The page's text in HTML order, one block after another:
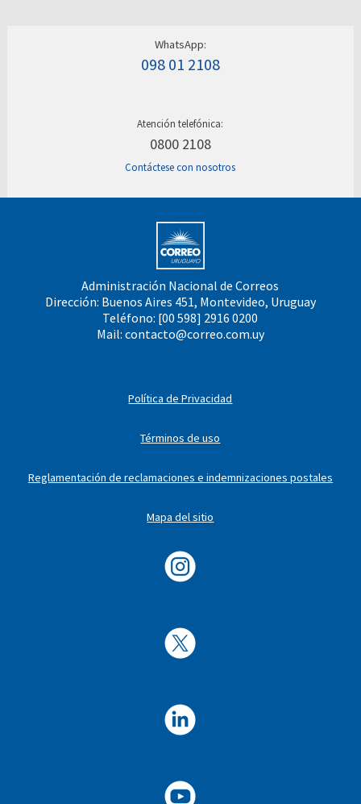
WhatsApp:
098 01 2108
Atención telefónica:
0800 2108
Contáctese con nosotros
Administración Nacional de Correos
Dirección: Buenos Aires 451, Montevideo, Uruguay
Teléfono: [00 598] 2916 0200
Mail: contacto@correo.com.uy
Política de Privacidad
Términos de uso
Reglamentación de reclamaciones e indemnizaciones postales
Mapa del sitio